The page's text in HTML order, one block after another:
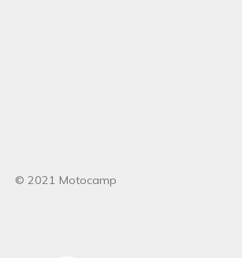
© 2021 Motocamp